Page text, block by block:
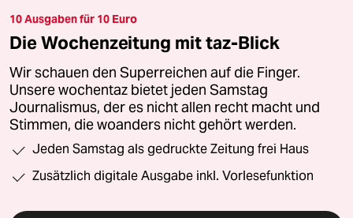
10 Ausgaben für 10 Euro
Die Wochenzeitung mit taz-Blick
Wir schauen den Superreichen auf die Finger.
Unsere wochentaz bietet jeden Samstag
Journalismus, der es nicht allen recht macht und
Stimmen, die woanders nicht gehört werden.
Jeden Samstag als gedruckte Zeitung frei Haus
Zusätzlich digitale Ausgabe inkl. Vorlesefunktion